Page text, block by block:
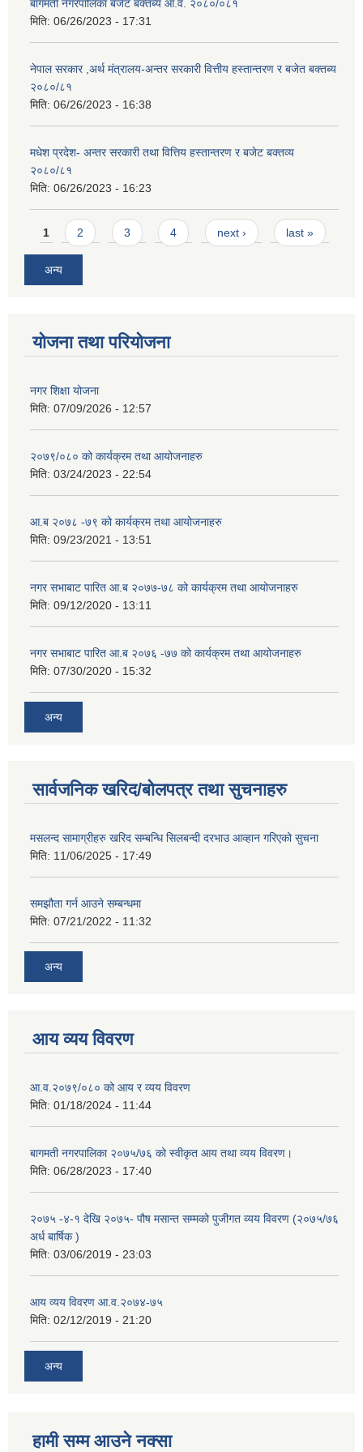
बागमती नगरपालिका बजेट बक्तब्य आ.व. २०८०/०८१
मिति: 06/26/2023 - 17:31
नेपाल सरकार ,अर्थ मंत्रालय-अन्तर सरकारी वित्तीय हस्तान्तरण र बजेत बक्तब्य
२०८०/८१
मिति: 06/26/2023 - 16:38
मधेश प्रदेश- अन्तर सरकारी तथा वित्तिय हस्तान्तरण र बजेट बक्तव्य
२०८०/८१
मिति: 06/26/2023 - 16:23
Pages
1 2 3 4 next › last »
अन्य
योजना तथा परियोजना
नगर शिक्षा योजना
मिति: 07/09/2026 - 12:57
२०७९/०८० को कार्यक्रम तथा आयोजनाहरु
मिति: 03/24/2023 - 22:54
आ.ब २०७८ -७९ को कार्यक्रम तथा आयोजनाहरु
मिति: 09/23/2021 - 13:51
नगर सभाबाट पारित आ.ब २०७७-७८ को कार्यक्रम तथा आयोजनाहरु
मिति: 09/12/2020 - 13:11
नगर सभाबाट पारित आ.ब २०७६ -७७ को कार्यक्रम तथा आयोजनाहरु
मिति: 07/30/2020 - 15:32
अन्य
सार्वजनिक खरिद/बोलपत्र तथा सुचनाहरु
मसलन्द सामाग्रीहरु खरिद सम्बन्धि सिलबन्दी दरभाउ आव्हान गरिएको सुचना
मिति: 11/06/2025 - 17:49
समझौता गर्न आउने सम्बन्धमा
मिति: 07/21/2022 - 11:32
अन्य
आय व्यय विवरण
आ.व.२०७९/०८० को आय र व्यय विवरण
मिति: 01/18/2024 - 11:44
बागमती नगरपालिका २०७५/७६ को स्वीकृत आय तथा व्यय विवरण।
मिति: 06/28/2023 - 17:40
२०७५ -४-१ देखि २०७५- पौष मसान्त सम्मको पुजीगत व्यय विवरण (२०७५/७६
अर्ध बार्षिक )
मिति: 03/06/2019 - 23:03
आय व्यय विवरण आ.व.२०७४-७५
मिति: 02/12/2019 - 21:20
अन्य
हामी सम्म आउने नक्सा